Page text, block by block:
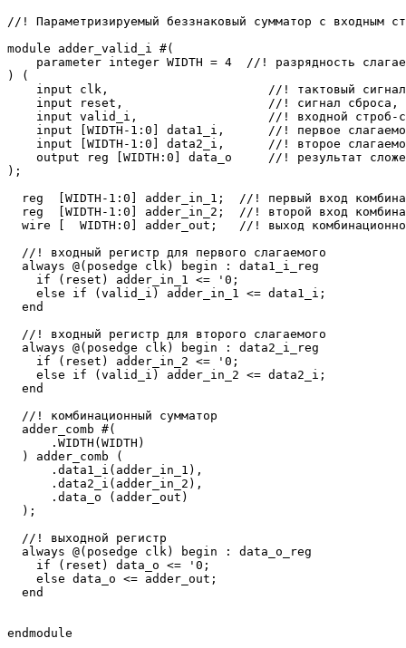
//! Параметризируемый беззнаковый сумматор с входным
module adder_valid_i #(
parameter integer WIDTH = 4  //! разрядность
) (
    input clk,                      //! тактовый сигнал
input reset,                    //! сигнал сброса,
input valid_i,                  //! входной строб-
input [WIDTH-1:0] data1_i,      //! первое
input [WIDTH-1:0] data2_i,      //! второе
output reg [WIDTH:0] data_o     //! результат
);
reg  [WIDTH-1:0] adder_in_1;  //! первый вход
reg  [WIDTH-1:0] adder_in_2;  //! второй вход
wire [  WIDTH:0] adder_out;   //! выход
  //! входный регистр для первого слагаемого
  always @(posedge clk) begin : data1_i_reg
    if (reset) adder_in_1 <= '0;
    else if (valid_i) adder_in_1 <= data1_i;
  end
  //! входный регистр для второго слагаемого
  always @(posedge clk) begin : data2_i_reg
    if (reset) adder_in_2 <= '0;
    else if (valid_i) adder_in_2 <= data2_i;
  end
  //! комбинационный сумматор
  adder_comb #(
      .WIDTH(WIDTH)
  ) adder_comb (
      .data1_i(adder_in_1),
      .data2_i(adder_in_2),
      .data_o (adder_out)
  );
  //! выходной регистр
  always @(posedge clk) begin : data_o_reg
    if (reset) data_o <= '0;
    else data_o <= adder_out;
  end